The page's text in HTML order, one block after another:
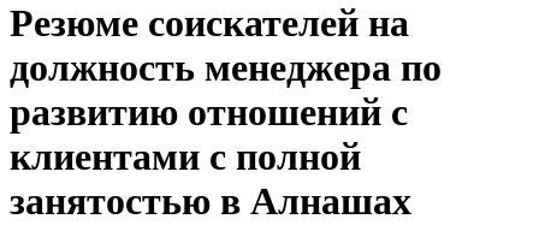
Резюме соискателей на
должность менеджера по
развитию отношений с
клиентами с полной
занятостью в Алнашах